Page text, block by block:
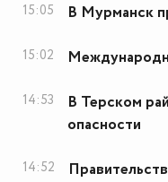
15:05 В Мурманск
15:02
14:53
В Терском
опасности
14:52